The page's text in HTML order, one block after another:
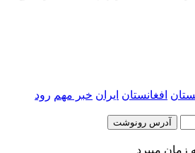
افغانستان ایران خبر مهم رود
آدرس رونوشت